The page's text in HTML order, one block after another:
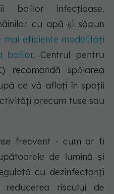
bolilor infecțioase.
cu apă și săpun
mai eficiente modalități
bolilor. Centrul pentru
recomandă spălarea
ce vă aflați în spații
precum tuse sau
frecvent - cum ar fi
de lumină și
cu dezinfectanți
reducerea riscului de